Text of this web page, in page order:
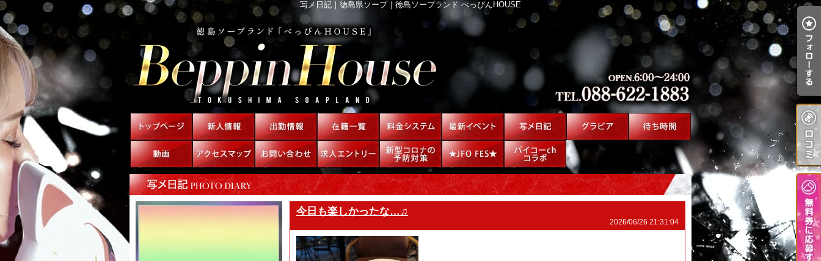
写メ日記｜徳島県ソープ｜徳島ソープランド べっぴんHOUSE
今日も楽しかったな…♫
2026/06/26 21:31:04